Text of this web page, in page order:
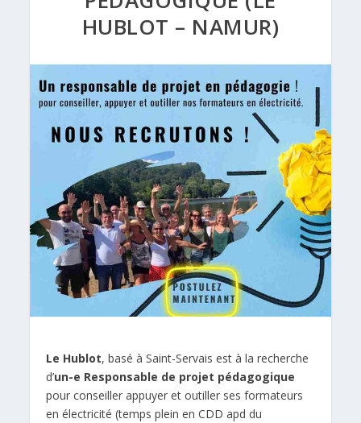
HUBLOT – NAMUR)
Le Hublot, basé à Saint-Servais est à la recherche
d’un-e Responsable de projet pédagogique
pour conseiller appuyer et outiller ses formateurs
en électricité (temps plein en CDD apd du